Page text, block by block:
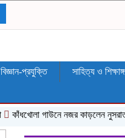
বিজ্ঞান-প্রযুক্তি সাহিত্য ও
কাঁধখোলা গাউনে নজর কাড়লেন নুসরাত